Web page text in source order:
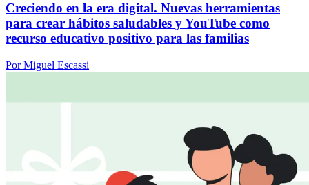
Creciendo en la era digital. Nuevas herramientas
para crear hábitos saludables y YouTube como
recurso educativo positivo para las familias
Por Miguel Escassi